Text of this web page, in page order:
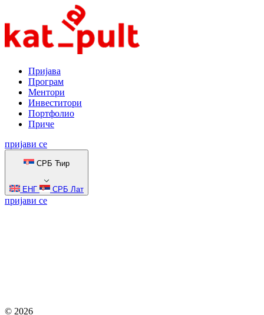
Пријава
Програм
Ментори
Инвеститори
Портфолио
Приче
пријави се
СРБ Ћир
ЕНГ СРБ Лат
пријави се
© 2026